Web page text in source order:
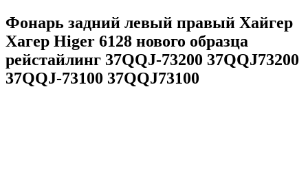
Фонарь задний левый правый Хайгер
Хагер Higer 6128 нового образца
рейстайлинг 37QQJ-73200 37QQJ73200
37QQJ-73100 37QQJ73100